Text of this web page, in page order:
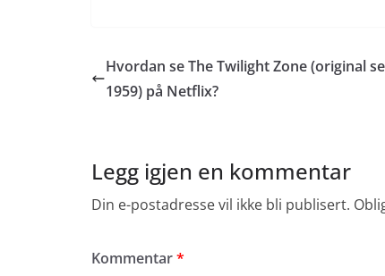
Hvordan se The Twilight Zone (original
1959) på Netflix?
Legg igjen en kommentar
Din e-postadresse vil ikke bli publisert.
Kommentar*